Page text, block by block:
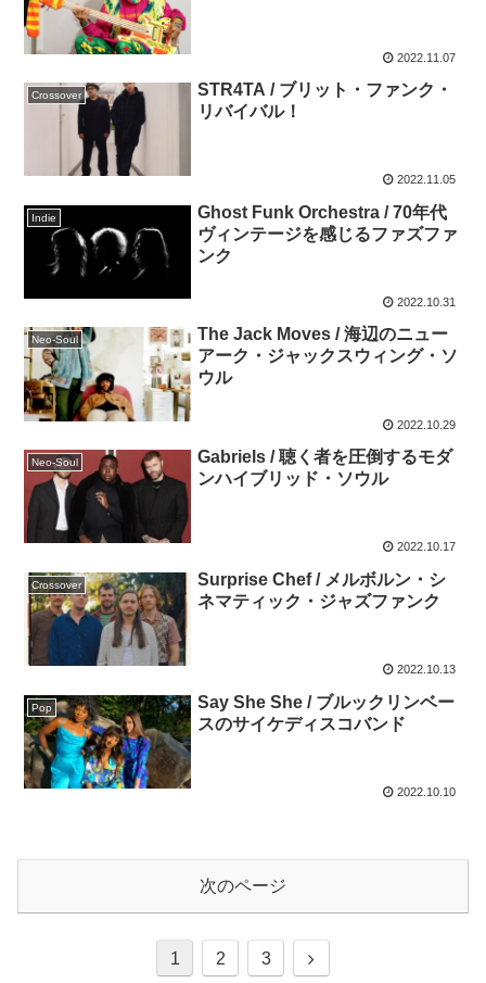
2022.11.07
Crossover
STR4TA / ブリット・ファンク・
リバイバル！
2022.11.05
Indie
Ghost Funk Orchestra / 70年代
ヴィンテージを感じるファズファ
ンク
2022.10.31
Neo-Soul
The Jack Moves / 海辺のニュー
アーク・ジャックスウィング・ソ
ウル
2022.10.29
Neo-Soul
Gabriels / 聴く者を圧倒するモダ
ンハイブリッド・ソウル
2022.10.17
Crossover
Surprise Chef / メルボルン・シ
ネマティック・ジャズファンク
2022.10.13
Pop
Say She She / ブルックリンベー
スのサイケディスコバンド
2022.10.10
次のページ
1 2 3 次